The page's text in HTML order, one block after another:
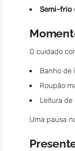
Semi-frio
O cuidado
Banho de
Roupão
Leitura de
Uma pausa